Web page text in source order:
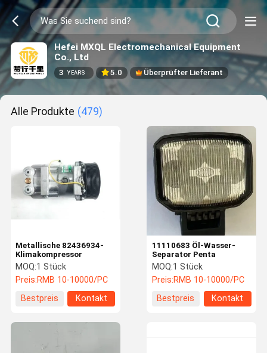
Hefei MXQL Electromechanical Equipment
Co., Ltd
3 YEARS 5.0 Überprüfter Lieferant
Alle Produkte (479)
Metallische 82436934-
Klimakompressor
MOQ:1 Stück
Preis:RMB 10-10000/PC
Bestpreis
Kontakt
11110683 Öl-Wasser-
Separator Penta
MOQ:1 Stück
Preis:RMB 10-10000/PC
Bestpreis
Kontakt